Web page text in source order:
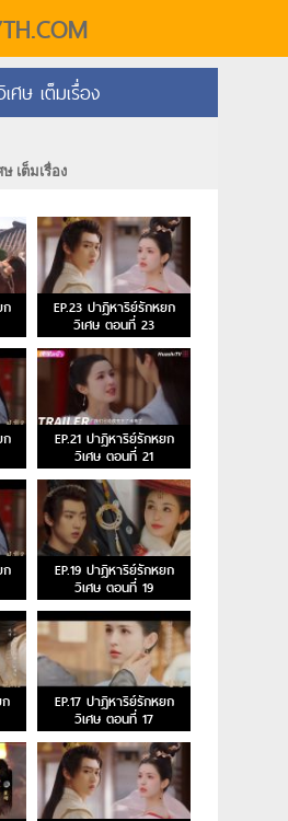
ศษ เต็มเรื่อง
เต็มเรื่อง
EP.23 ปาฏิหาริย์รักหยก
วิเศษ ตอนที่ 23
EP.21 ปาฏิหาริย์รักหยก
วิเศษ ตอนที่ 21
ก
EP.19 ปาฏิหาริย์รักหยก
วิเศษ ตอนที่ 19
EP.17 ปาฏิหาริย์รักหยก
วิเศษ ตอนที่ 17